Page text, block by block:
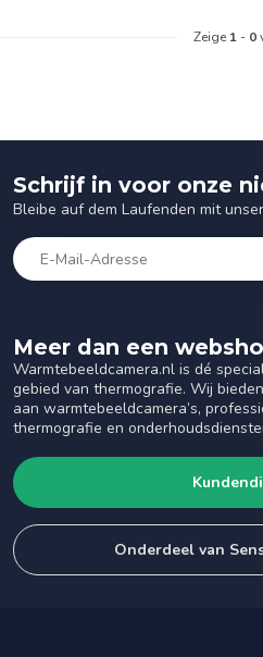
Zeige 1 - 0
Meer dan een
Warmtebeeldcamera.nl is dé
gebied van thermografie. Wij
aan warmtebeeldcamera’s,
thermografie en
Onderdeel van
Schrijf in voor onze
Bleibe auf dem Laufenden mit